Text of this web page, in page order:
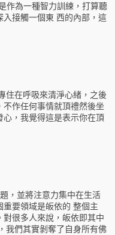
作為一種智力訓練，打算聽
接觸一個東 西的內部，這
住在呼吸來清淨心緒，之後
作任何事情就頂禮然後坐
，我覺得這是表示你在頂
，並將注意力集中在生活
要領域是皈依的 整個主
很多人來說，皈依即其中
我們其實剝奪了自身所有佛